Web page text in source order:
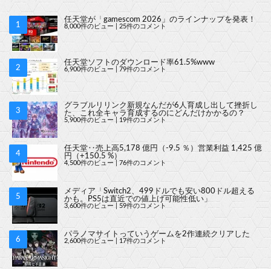
任天堂が「gamescom 2026」のラインナップを発表！
8,000件のビュー 25件のコメント
任天堂ソフトのダウンロード率61.5%www
6,900件のビュー 79件のコメント
グラブルリリンク新規なんだが6人育成し出して挫折し
た、これ全キャラ育成するのにどんだけかかるの？
5,900件のビュー 19件のコメント
任天堂‥売上高5,178 億円（-9.5 ％）営業利益 1,425 億
円（+150.5 %）
4,500件のビュー |76件のコメント
メディア「Switch2、499ドルでも安い800ドル超える
かも。PS5は直近での値上げ可能性低い」
3,600件のビュー 59件のコメント
パラノマサイトっていうゲームを2作連続クリアした
2,600件のビュー 17件のコメント